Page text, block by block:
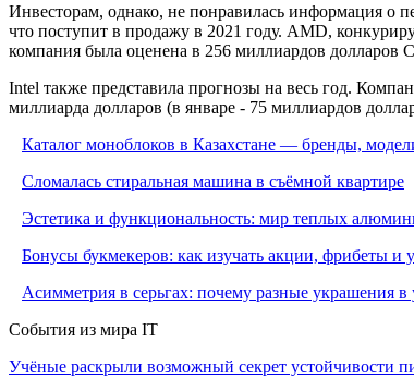
Инвесторам, однако, не понравилась информация о
что поступит в продажу в 2021 году. AMD,
компания была оценена в 256 миллиардов
Intel также представила прогнозы на весь год.
миллиарда долларов (в январе - 75 миллиардов
Каталог моноблоков в Казахстане — бренды,
Сломалась стиральная машина в съёмной квартире
Эстетика и функциональность: мир теплых
Бонусы букмекеров: как изучать акции, фрибеты и
Асимметрия в серьгах: почему разные украшения в
События из мира IT
Учёные раскрыли возможный секрет устойчивости